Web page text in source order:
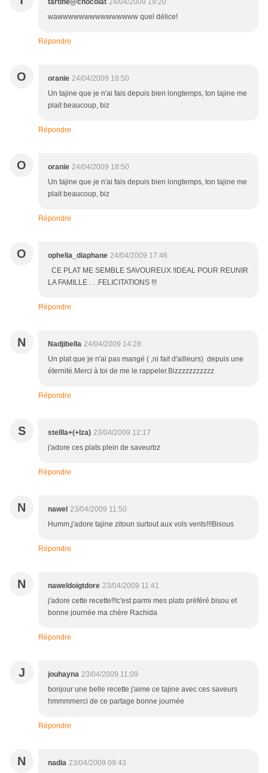
tartine@chocolat 24/04/2009 19:20
wawwwwwwwwwwwwwww quel délice!
Répondre
O oranie 24/04/2009 18:50
Un tajine que je n'ai fais depuis bien longtemps, ton tajine me
plait beaucoup, biz
Répondre
O oranie 24/04/2009 18:50
Un tajine que je n'ai fais depuis bien longtemps, ton tajine me
plait beaucoup, biz
Répondre
O ophelia_diaphane 24/04/2009 17:46
CE PLAT ME SEMBLE SAVOUREUX !IDEAL POUR REUNIR
LA FAMILLE . . .FELICITATIONS !!!
Répondre
N Nadjibella 24/04/2009 14:28
Un plat que je n'ai pas mangé ( ,ni fait d'ailleurs) depuis une
éternité.Merci à toi de me le rappeler.Bizzzzzzzzzzz
Répondre
S stellla+(+Iza) 23/04/2009 12:17
j'adore ces plats plein de saveurbz
Répondre
N nawel 23/04/2009 11:50
Humm,j'adore tajine zitoun surtout aux vols vents!!!Bisous
Répondre
N naweldoigtdore 23/04/2009 11:41
j'adore cette recette!!!c'est parmi mes plats préféré.bisou et
bonne journée ma chère Rachida
Répondre
J jouhayna 23/04/2009 11:09
bonjour une belle recette j'aime ce tajine avec ces saveurs
hmmmmerci de ce partage bonne journée
Répondre
N nadia 23/04/2009 09:43